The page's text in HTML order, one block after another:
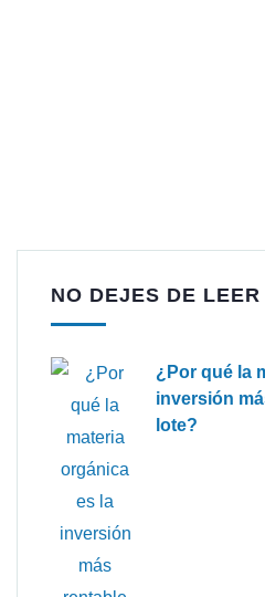
NO DEJES DE LEER
¿Por qué la
inversión
lote?